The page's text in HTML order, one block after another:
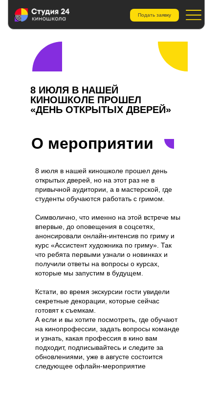
Подать заявку
8 ИЮЛЯ В НАШЕЙ
КИНОШКОЛЕ ПРОШЕЛ
«ДЕНЬ ОТКРЫТЫХ ДВЕРЕЙ»
О мероприятии
8 июля в нашей киношколе прошел день
открытых дверей, но на этот раз не в
привычной аудитории, а в мастерской, где
студенты обучаются работать с гримом.
Символично, что именно на этой встрече мы
впервые, до оповещения в соцсетях,
анонсировали онлайн-интенсив по гриму и
курс «Ассистент художника по гриму». Так
что ребята первыми узнали о новинках и
получили ответы на вопросы о курсах,
которые мы запустим в будущем.
Кстати, во время экскурсии гости увидели
секретные декорации, которые сейчас
готовят к съемкам.
А если и вы хотите посмотреть, где обучают
на кинопрофессии, задать вопросы команде
и узнать, какая профессия в кино вам
подходит, подписывайтесь и следите за
обновлениями, уже в августе состоится
следующее офлайн-мероприятие